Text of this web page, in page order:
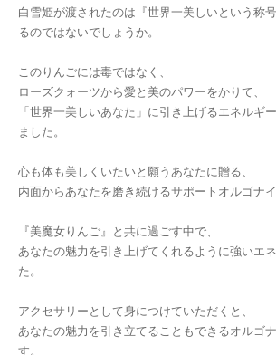
白雪姫が渡されたのは『世界一美しいという称
るのではないでしょうか。
このりんごには毒ではなく、
ローズクォーツから愛と美のパワーをかりて、
「世界一美しいあなた」に引き上げるエネルギ
ました。
心も体も美しくいたいと願うあなたに贈る、
内面からあなたを磨き続けるサポートオルゴナイ
『美魔女りんご』と共に過ごす中で、
あなたの魅力を引き上げてくれるように強いエ
た。
アクセサリーとして身につけていただくと、
あなたの魅力を引き立てることもできるオルゴ
す。